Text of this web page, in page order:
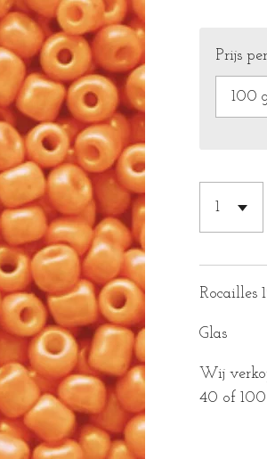
Prijs per
Rocailles
Glas
Wij
40 of